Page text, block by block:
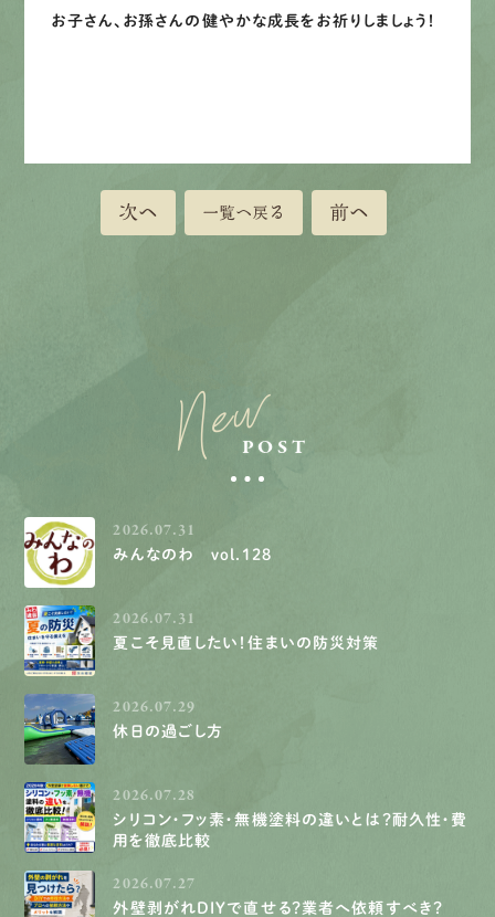
お子さん、お孫さんの健やかな成長をお祈りしましょう！
次へ 一覧へ戻る 前へ
NewPOST
2026.07.31
みんなのわ vol.128
2026.07.31
夏こそ見直したい！住まいの防災対策
2026.07.29
休日の過ごし方
2026.07.28
シリコン・フッ素・無機塗料の違いとは？耐久性・費
用を徹底比較
2026.07.27
外壁剥がれDIYで直せる？業者へ依頼すべき？